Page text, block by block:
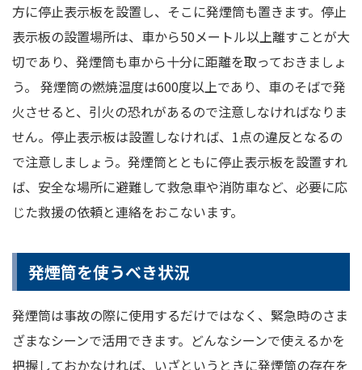
方に停止表示板を設置し、そこに発煙筒も置きます。停止
表示板の設置場所は、車から50メートル以上離すことが大
切であり、発煙筒も車から十分に距離を取っておきましょ
う。 発煙筒の燃焼温度は600度以上であり、車のそばで発
火させると、引火の恐れがあるので注意しなければなりま
せん。停止表示板は設置しなければ、1点の違反となるの
で注意しましょう。発煙筒とともに停止表示板を設置すれ
ば、安全な場所に避難して救急車や消防車など、必要に応
じた救援の依頼と連絡をおこないます。
発煙筒を使うべき状況
発煙筒は事故の際に使用するだけではなく、緊急時のさま
ざまなシーンで活用できます。どんなシーンで使えるかを
把握しておかなければ、いざというときに発煙筒の存在を